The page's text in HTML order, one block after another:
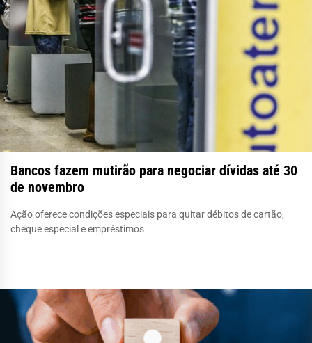
Bancos fazem mutirão para negociar dívidas até 30
de novembro
Ação oferece condições especiais para quitar débitos de cartão,
cheque especial e empréstimos